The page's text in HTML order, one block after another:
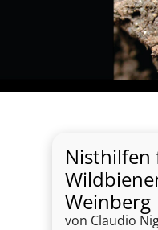
Nisthilfen
Weinberg
von Claudio